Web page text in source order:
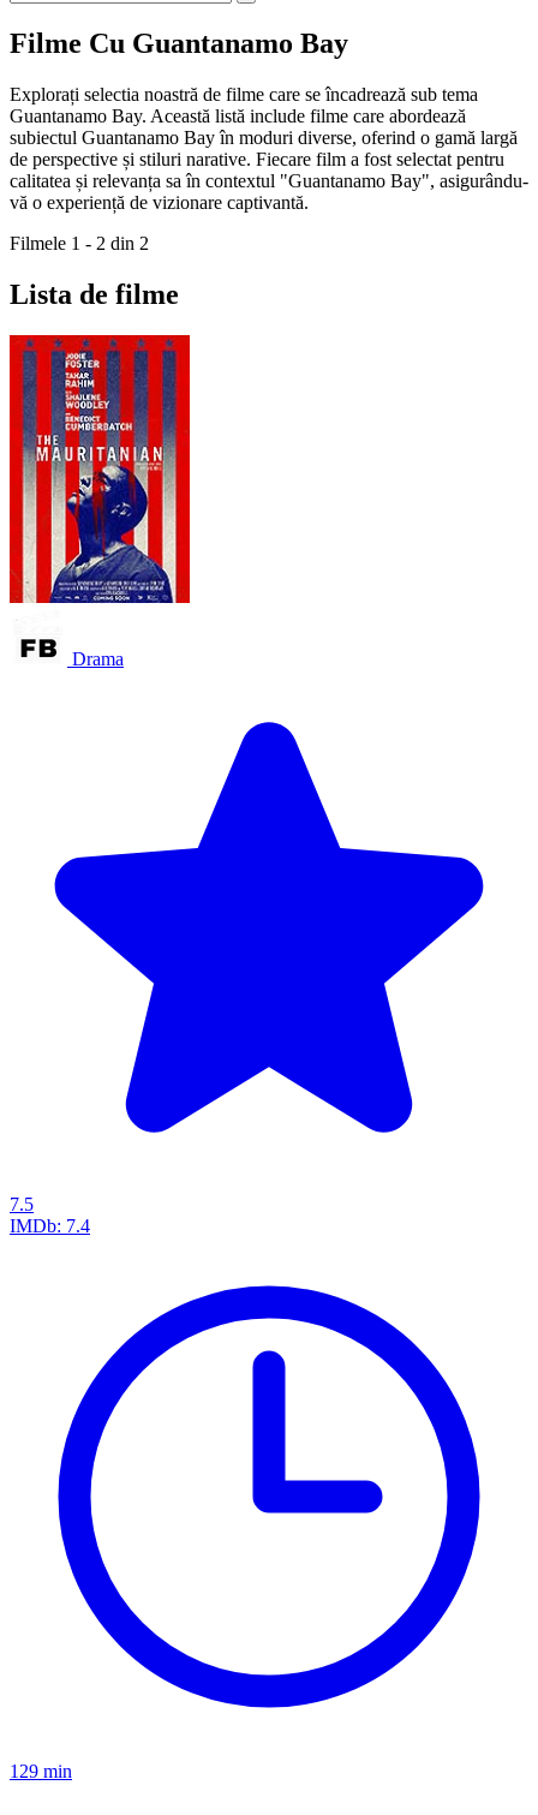
Filme Cu Guantanamo Bay
Explorați selectia noastră de filme care se încadrează sub tema
Guantanamo Bay. Această listă include filme care abordează
subiectul Guantanamo Bay în moduri diverse, oferind o gamă largă
de perspective și stiluri narative. Fiecare film a fost selectat pentru
calitatea și relevanța sa în contextul "Guantanamo Bay", asigurându-
vă o experiență de vizionare captivantă.
Filmele 1 - 2 din 2
Lista de filme
Drama
7.5
IMDb: 7.4
129 min